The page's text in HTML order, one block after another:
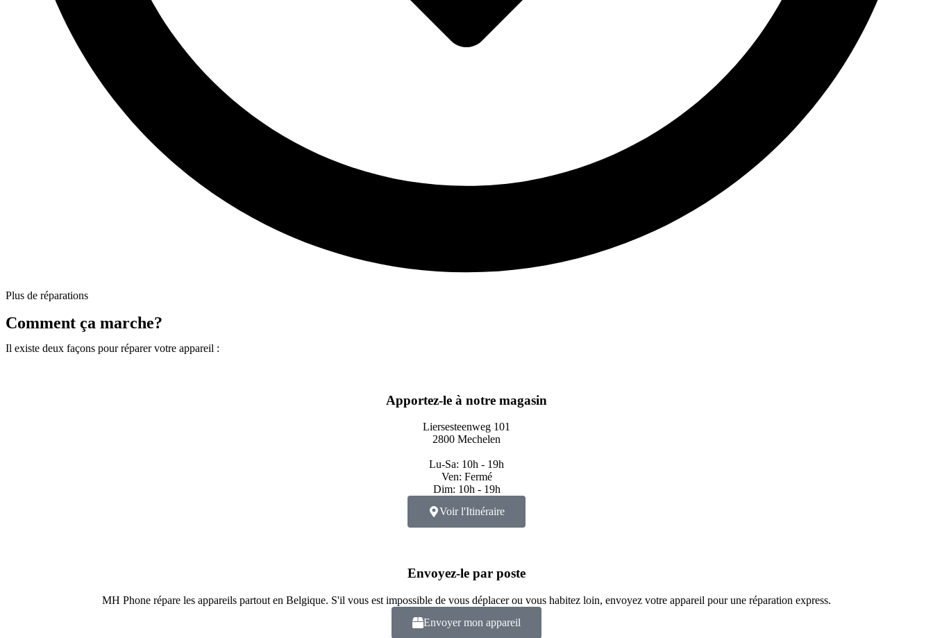
Plus de réparations
Comment ça marche?
Il existe deux façons pour réparer votre appareil :
Apportez-le à notre magasin
Liersesteenweg 101
2800 Mechelen
Lu-Sa: 10h - 19h
Ven: Fermé
Dim: 10h - 19h
Voir l'Itinéraire
Envoyez-le par poste
MH Phone répare les appareils partout en Belgique. S'il vous est impossible de vous déplacer ou vous habitez loin, envoyez votre appareil pour une réparation express.
Envoyer mon appareil